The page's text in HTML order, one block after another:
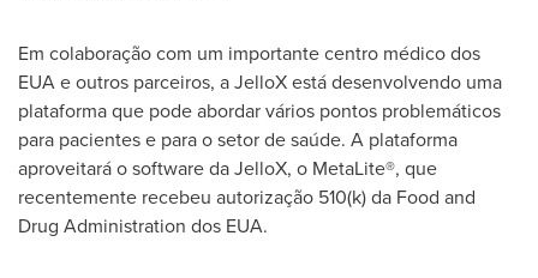
Em colaboração com um importante centro médico dos
EUA e outros parceiros, a JelloX está desenvolvendo uma
plataforma que pode abordar vários pontos problemáticos
para pacientes e para o setor de saúde. A plataforma
aproveitará o software da JelloX, o MetaLite®, que
recentemente recebeu autorização 510(k) da Food and
Drug Administration dos EUA.